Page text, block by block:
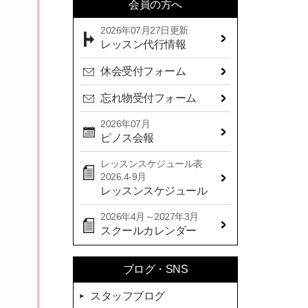
会員の方へ
2026年07月27日更新
レッスン代行情報
休会受付フォーム
忘れ物受付フォーム
2026年07月
ピノス会報
レッスンスケジュール表
2026.4-9月
レッスンスケジュール
2026年4月～2027年3月
スクールカレンダー
ブログ・SNS
スタッフブログ